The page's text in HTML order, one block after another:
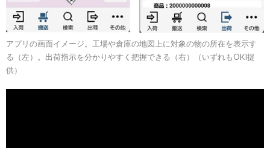
アプリの画面イメージ。工場や倉庫の地図上に対象の物の所在を表示す
る（左）。出荷指示を分かりやすく把握できる（右）（いずれもOKI提
供）